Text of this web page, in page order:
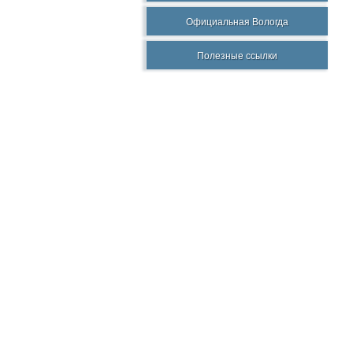
Официальная Вологда
Полезные ссылки